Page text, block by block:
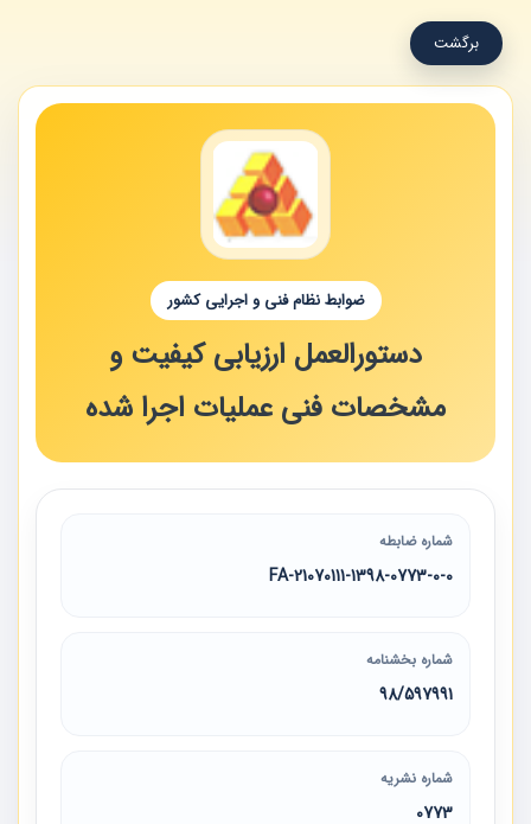
برگشت
ضوابط نظام فنی و اجرایی کشور
دستورالعمل ارزیابی کیفیت و
مشخصات فنی عملیات اجرا شده
شماره ضابطه
21070111-1398-0773-0-0-FA
شماره بخشنامه
98/597991
شماره نشریه
0773